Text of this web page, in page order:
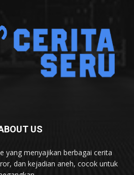
US
yang menyajikan berbagai cerita
dan kejadian aneh, cocok untuk